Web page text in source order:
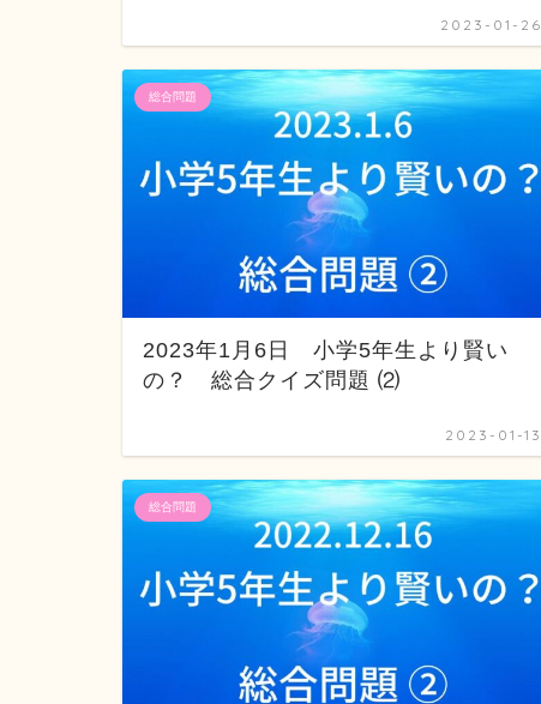
2023-01-26
総合問題
2023年1月6日 小学5年生より賢い
の？ 総合クイズ問題 ⑵
2023-01-13
総合問題